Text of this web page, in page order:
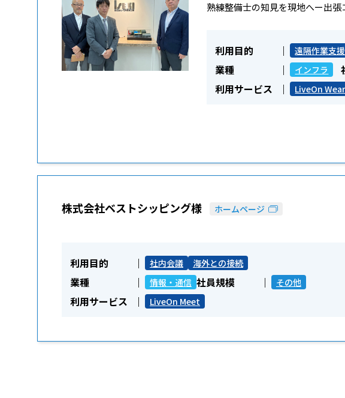
熟練整備士の知見を現地へー出
利用目的 遠隔作業支援
業種 インフラ
利用サービス LiveOn
株式会社ベストシッピング様 ホームページ
利用目的 社内会議 海外との接続
業種 情報・通信 社員規模 その他
利用サービス LiveOn Meet